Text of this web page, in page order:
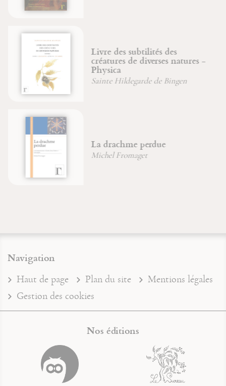
Livre des subtilités des
créatures de diverses natures -
Physica
Sainte Hildegarde de Bingen
La drachme perdue
Michel Fromaget
Navigation
Haut de page Plan du site
Mentions légales
Gestion des cookies
Nos éditions